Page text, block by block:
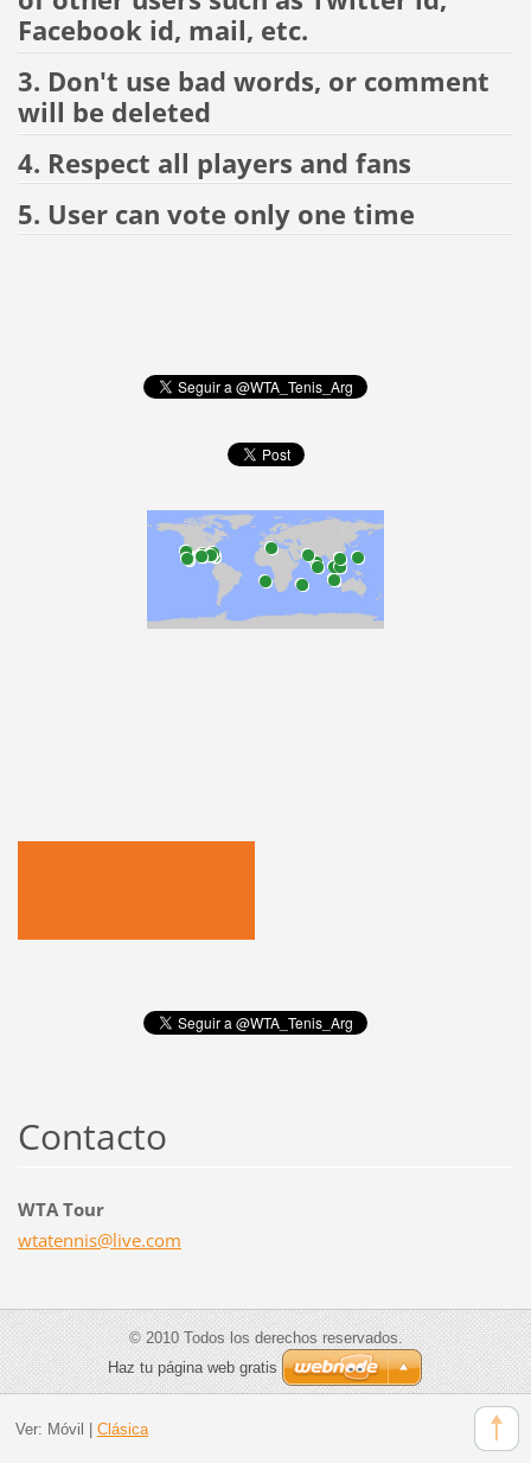
Facebook id, mail, etc.
3. Don't use bad words, or comment
will be deleted
4. Respect all players and fans
5. User can vote only one time
Contacto
WTA Tour
wtatennis@live.com
© 2010 Todos los derechos reservados.
Haz tu página web gratis
Ver: Móvil Clásica